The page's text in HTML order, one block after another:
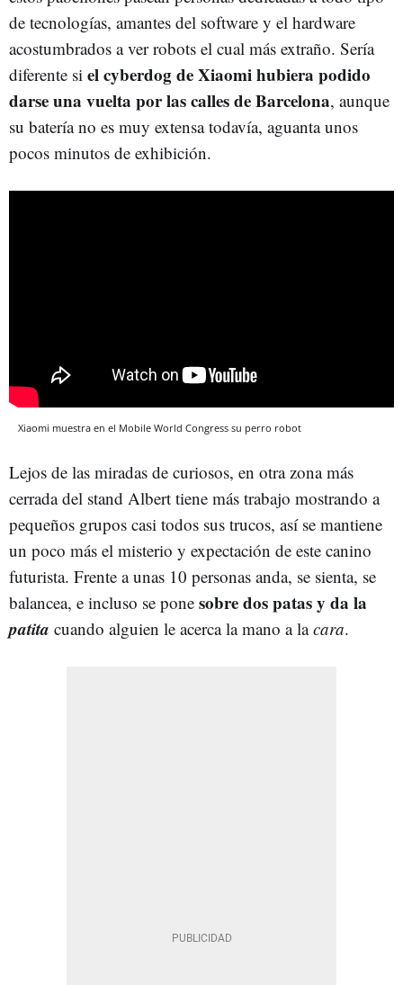
de tecnologías, amantes del software y el hardware
acostumbrados a ver robots el cual más extraño. Sería
diferente si el cyberdog de Xiaomi hubiera podido
darse una vuelta por las calles de Barcelona, aunque
su batería no es muy extensa todavía, aguanta unos
pocos minutos de exhibición.
Xiaomi muestra en el Mobile World Congress su perro robot
Lejos de las miradas de curiosos, en otra zona más
cerrada del stand Albert tiene más trabajo mostrando a
pequeños grupos casi todos sus trucos, así se mantiene
un poco más el misterio y expectación de este canino
futurista. Frente a unas 10 personas anda, se sienta, se
balancea, e incluso se pone sobre dos patas y da la
patita cuando alguien le acerca la mano a lacara.